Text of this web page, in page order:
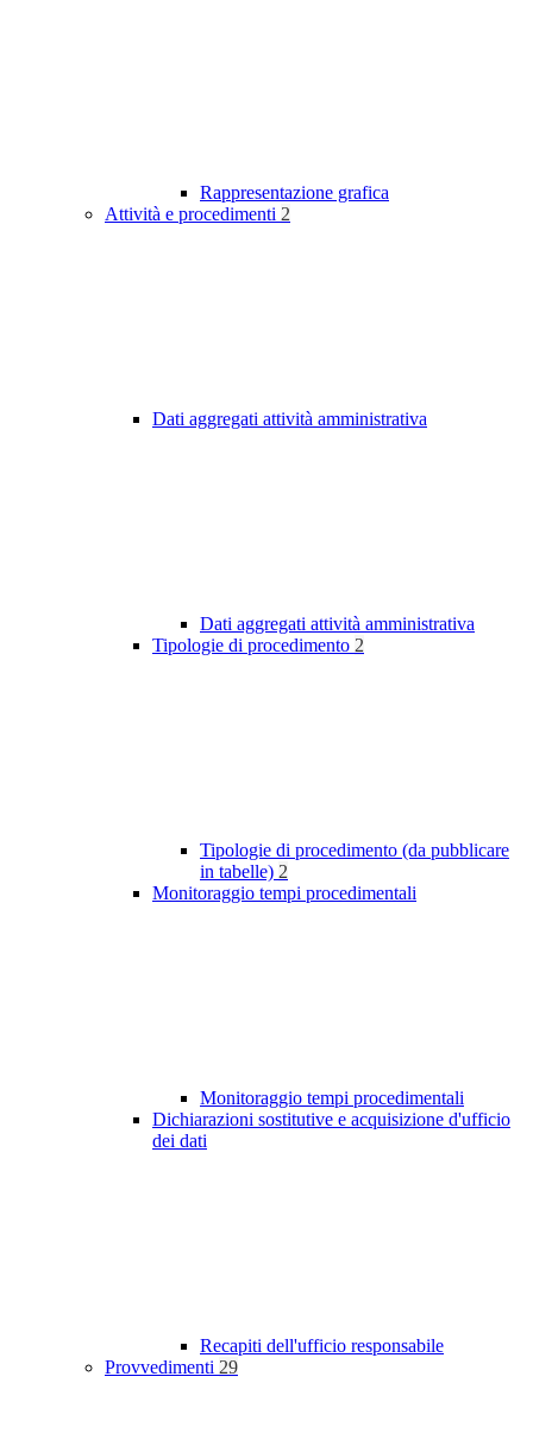
Rappresentazione grafica
Attività e procedimenti 2
Dati aggregati attività amministrativa
Dati aggregati attività amministrativa
Tipologie di procedimento 2
Tipologie di procedimento (da pubblicare
in tabelle) 2
Monitoraggio tempi procedimentali
Monitoraggio tempi procedimentali
Dichiarazioni sostitutive e acquisizione d'ufficio
dei dati
Recapiti dell'ufficio responsabile
Provvedimenti 29